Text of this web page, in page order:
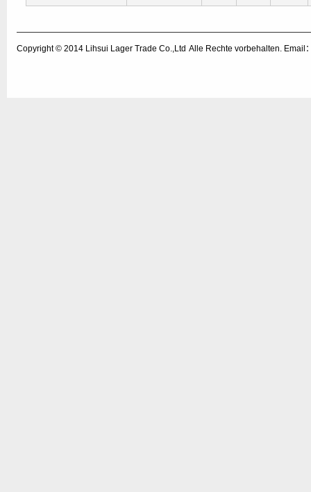
Copyright © 2014 Lihsui Lager Trade Co.,Ltd Alle Rechte vorbehalten. Email